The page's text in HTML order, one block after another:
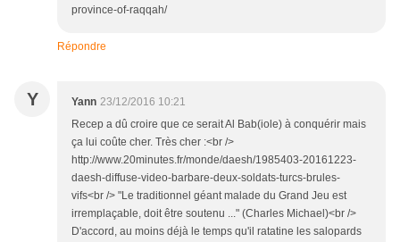
province-of-raqqah/
Répondre
Y Yann 23/12/2016 10:21
Recep a dû croire que ce serait Al Bab(iole) à conquérir mais
ça lui coûte cher. Très cher :<br />
http://www.20minutes.fr/monde/daesh/1985403-20161223-
daesh-diffuse-video-barbare-deux-soldats-turcs-brules-
vifs<br /> "Le traditionnel géant malade du Grand Jeu est
irremplaçable, doit être soutenu ..." (Charles Michael)<br />
D'accord, au moins déjà le temps qu'il ratatine les salopards